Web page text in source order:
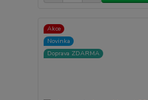
Akce
Novinka
Doprava ZDARMA